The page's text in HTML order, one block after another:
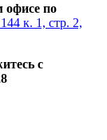
офисе по
к. 1, стр. 2,
с